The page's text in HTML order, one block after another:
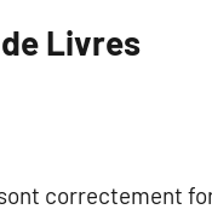
Livres
correctement